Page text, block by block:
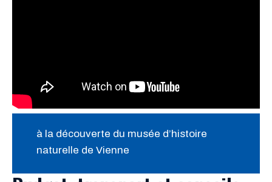
à la découverte du musée d’histoire
naturelle de Vienne